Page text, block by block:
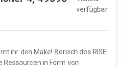
verfügbar
ihr den Make! Bereich des RISE
in Form von